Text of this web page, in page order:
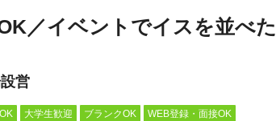
／イベントでイスを並べた
営
大学生歓迎 ブランクOK WEB登録・面接OK